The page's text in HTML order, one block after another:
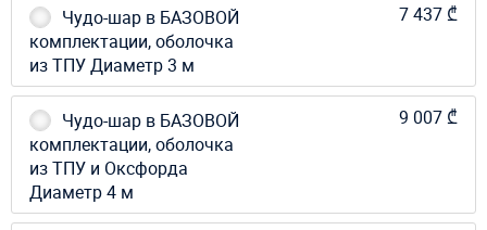
Чудо-шар в БАЗОВОЙ
комплектации, оболочка
из ТПУ Диаметр 3 м
7 437 ₾
Чудо-шар в БАЗОВОЙ
комплектации, оболочка
из ТПУ и Оксфорда
Диаметр 4 м
9 007 ₾